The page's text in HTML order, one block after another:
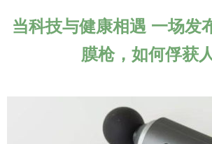
当科技与健康相遇 一场发
膜枪，如何俘获